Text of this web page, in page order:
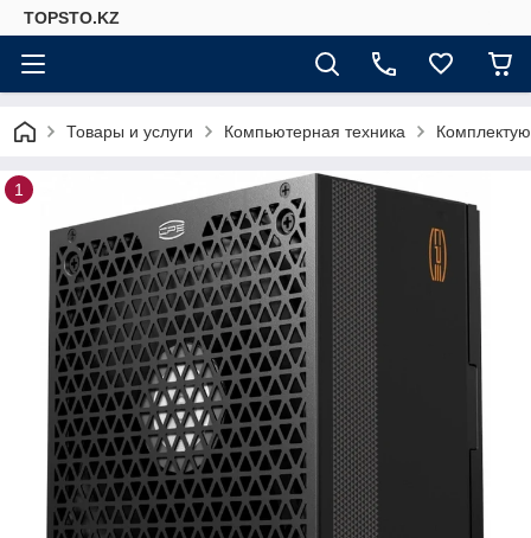
TOPSTO.KZ
Товары и услуги Компьютерная техника
1